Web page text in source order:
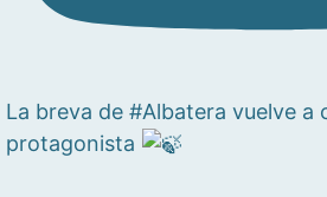
La breva de #Albatera vuelve a
protagonista